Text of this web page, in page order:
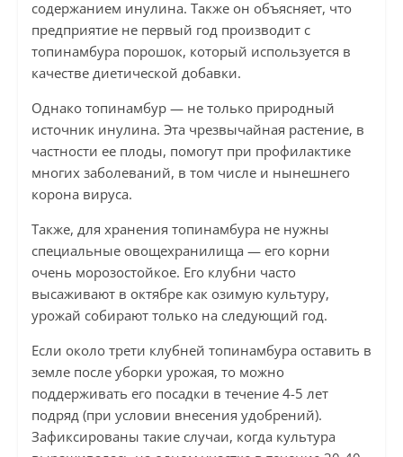
содержанием инулина. Также он объясняет, что
предприятие не первый год производит с
топинамбура порошок, который используется в
качестве диетической добавки.
Однако топинамбур — не только природный
источник инулина. Эта чрезвычайная растение, в
частности ее плоды, помогут при профилактике
многих заболеваний, в том числе и нынешнего
корона вируса.
Также, для хранения топинамбура не нужны
специальные овощехранилища — его корни
очень морозостойкое. Его клубни часто
высаживают в октябре как озимую культуру,
урожай собирают только на следующий год.
Если около трети клубней топинамбура оставить в
земле после уборки урожая, то можно
поддерживать его посадки в течение 4-5 лет
подряд (при условии внесения удобрений).
Зафиксированы такие случаи, когда культура